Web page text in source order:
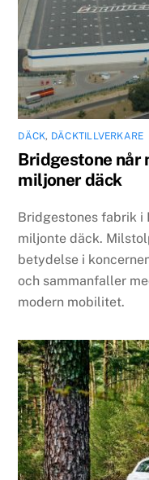
DÄCK, DÄCKTILLVERKARE
Bridgestone når
miljoner däck
Bridgestones fabrik i
miljonte däck.
betydelse i
och sammanfaller
modern mobilitet.